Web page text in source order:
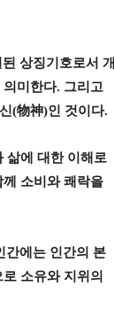
상징기호로서 개
의미한다. 그리고
(物神)인 것이다.
삶에 대한 이해로
소비와 쾌락을
간에는 인간의 본
소유와 지위의